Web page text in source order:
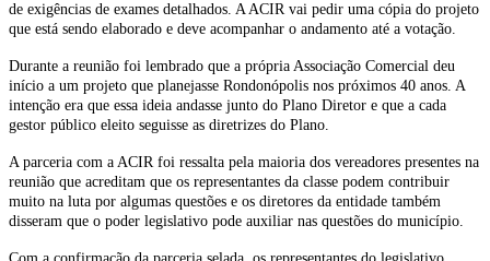
de exigências de exames detalhados. A ACIR vai pedir uma cópia do projeto
que está sendo elaborado e deve acompanhar o andamento até a votação.
Durante a reunião foi lembrado que a própria Associação Comercial deu
início a um projeto que planejasse Rondonópolis nos próximos 40 anos. A
intenção era que essa ideia andasse junto do Plano Diretor e que a cada
gestor público eleito seguisse as diretrizes do Plano.
A parceria com a ACIR foi ressalta pela maioria dos vereadores presentes na
reunião que acreditam que os representantes da classe podem contribuir
muito na luta por algumas questões e os diretores da entidade também
disseram que o poder legislativo pode auxiliar nas questões do município.